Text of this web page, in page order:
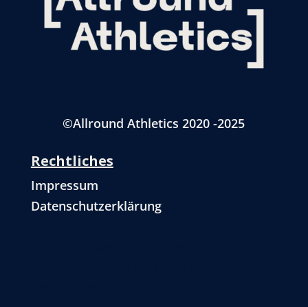
©Allround Athletics 2020 -2025
Rechtliches
Impressum
Datenschutzerklärung